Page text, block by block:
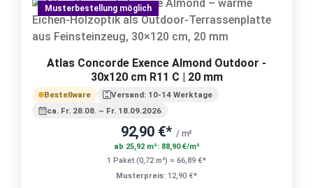
Musterbestellung möglich
Atlas Concorde Exence Almond Outdoor -
30x120 cm R11 C | 20 mm
Bestellware
Versand: 10-14 Werktage
ca. Fr. 28.08. – Fr. 18.09.2026
92,90 €* / m²
ab 25,92 m²: 88,90 €/m²
1 Paket (0,72 m²) = 66,89 €*
Musterpreis: 12,90 €*